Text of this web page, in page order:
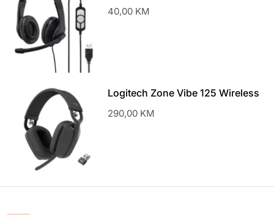
Headset Black slušalice sa
40,00 KM
Logitech Zone Vibe 125 Wireless
slušalice sa mikrofonom
290,00 KM